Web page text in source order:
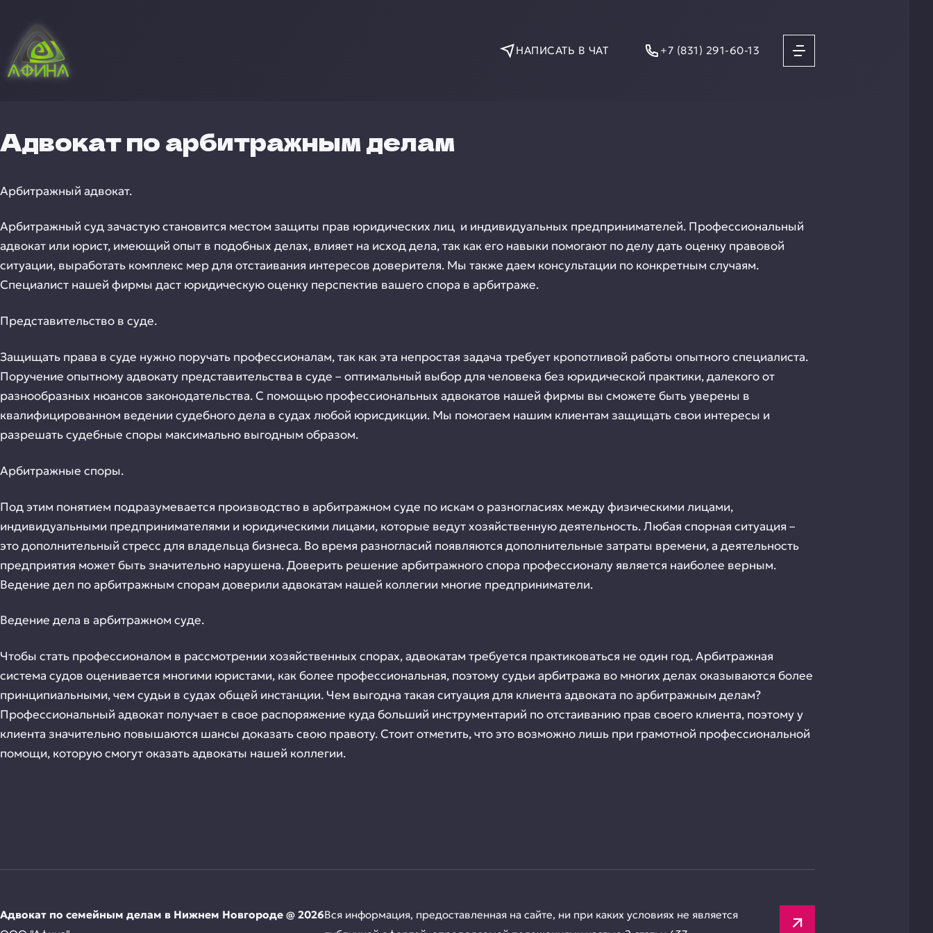
НАПИСАТЬ В ЧАТ +7 (831) 291-60-13
Адвокат по арбитражным делам
Арбитражный адвокат.
Арбитражный суд зачастую становится местом защиты прав юридических лиц и индивидуальных предпринимателей. Профессиональный
адвокат или юрист, имеющий опыт в подобных делах, влияет на исход дела, так как его навыки помогают по делу дать оценку правовой
ситуации, выработать комплекс мер для отстаивания интересов доверителя. Мы также даем консультации по конкретным случаям.
Специалист нашей фирмы даст юридическую оценку перспектив вашего спора в арбитраже.
Представительство в суде.
Защищать права в суде нужно поручать профессионалам, так как эта непростая задача требует кропотливой работы опытного специалиста.
Поручение опытному адвокату представительства в суде – оптимальный выбор для человека без юридической практики, далекого от
разнообразных нюансов законодательства. С помощью профессиональных адвокатов нашей фирмы вы сможете быть уверены в
квалифицированном ведении судебного дела в судах любой юрисдикции. Мы помогаем нашим клиентам защищать свои интересы и
разрешать судебные споры максимально выгодным образом.
Арбитражные споры.
Под этим понятием подразумевается производство в арбитражном суде по искам о разногласиях между физическими лицами,
индивидуальными предпринимателями и юридическими лицами, которые ведут хозяйственную деятельность. Любая спорная ситуация –
это дополнительный стресс для владельца бизнеса. Во время разногласий появляются дополнительные затраты времени, а деятельность
предприятия может быть значительно нарушена. Доверить решение арбитражного спора профессионалу является наиболее верным.
Ведение дел по арбитражным спорам доверили адвокатам нашей коллегии многие предприниматели.
Ведение дела в арбитражном суде.
Чтобы стать профессионалом в рассмотрении хозяйственных спорах, адвокатам требуется практиковаться не один год. Арбитражная
система судов оценивается многими юристами, как более профессиональная, поэтому судьи арбитража во многих делах оказываются более
принципиальными, чем судьи в судах общей инстанции. Чем выгодна такая ситуация для клиента адвоката по арбитражным делам?
Профессиональный адвокат получает в свое распоряжение куда больший инструментарий по отстаиванию прав своего клиента, поэтому у
клиента значительно повышаются шансы доказать свою правоту. Стоит отметить, что это возможно лишь при грамотной профессиональной
помощи, которую смогут оказать адвокаты нашей коллегии.
Адвокат по семейным делам в Нижнем Новгороде @ 2026Вся информация, предоставленная на сайте, ни при каких условиях не является